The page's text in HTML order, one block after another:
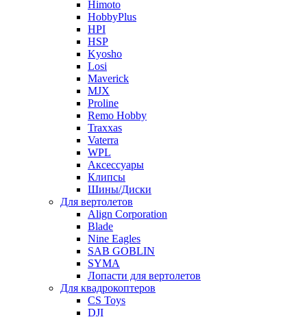
Himoto
HobbyPlus
HPI
HSP
Kyosho
Losi
Maverick
MJX
Proline
Remo Hobby
Traxxas
Vaterra
WPL
Аксессуары
Клипсы
Шины/Диски
Для вертолетов
Align Corporation
Blade
Nine Eagles
SAB GOBLIN
SYMA
Лопасти для вертолетов
Для квадрокоптеров
CS Toys
DJI